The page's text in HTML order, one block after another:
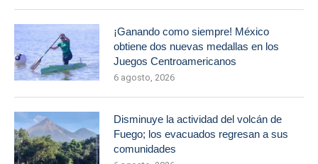
¡Ganando como siempre! México
obtiene dos nuevas medallas en los
Juegos Centroamericanos
6 agosto, 2026
Disminuye la actividad del volcán de
Fuego; los evacuados regresan a sus
comunidades